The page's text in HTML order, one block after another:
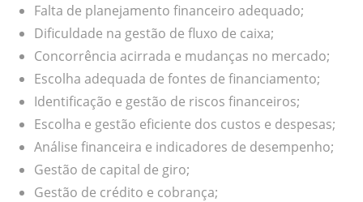
Falta de planejamento financeiro adequado;
Dificuldade na gestão de fluxo de caixa;
Concorrência acirrada e mudanças no mercado;
Escolha adequada de fontes de financiamento;
Identificação e gestão de riscos financeiros;
Escolha e gestão eficiente dos custos e despesas;
Análise financeira e indicadores de desempenho;
Gestão de capital de giro;
Gestão de crédito e cobrança;